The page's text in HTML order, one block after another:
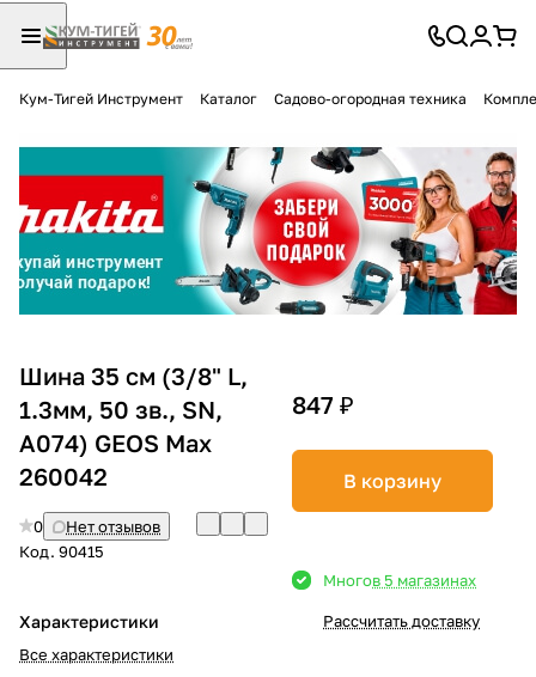
Кум-Тигей Инструмент Каталог Садово-огородная техника
Шина 35 см (3/8" L,
1.3мм, 50 зв., SN,
A074) GEOS Max
260042
0
Нет отзывов
Код. 90415
Характеристики
Все характеристики
847 ₽
В корзину
Многов 5 магазинах
Рассчитать доставку
Разбейте
оплатуна части
без переплат
График платежей
Сегодня
25%